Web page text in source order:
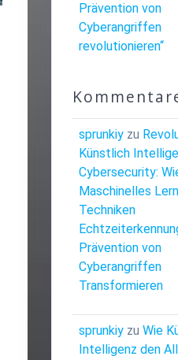
Prävention von
Cyberangriffen
revolutionieren“
sprunkiyzu
Künstlich
Cybersecurity:
Maschinelles
Techniken
Prävention von
Cyberangriffen
Transformieren
sprunkiyzu Wie
Intelligenz den